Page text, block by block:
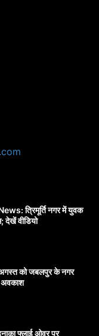
त्रिमूर्ति नगर में युवक
देखें वीडियो
को जबलपुर के नगर
अवकाश
फ्लाई ओवर पर